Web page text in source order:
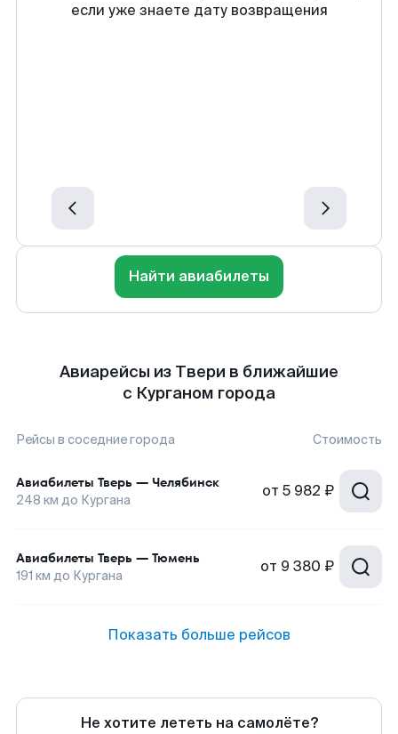
если уже знаете дату возвращения
Найти авиабилеты
Авиарейсы из Твери в ближайшие
с Курганом города
Рейсы в соседние города Стоимость
Авиабилеты Тверь — Челябинск
248 км до Кургана от 5 982 ₽
Авиабилеты Тверь — Тюмень
191 км до Кургана от 9 380 ₽
Показать больше рейсов
Не хотите лететь на самолёте?